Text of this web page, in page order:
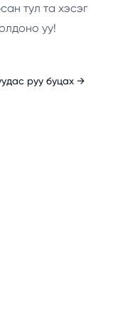
тул та хэсэг
уу!
руу буцах →